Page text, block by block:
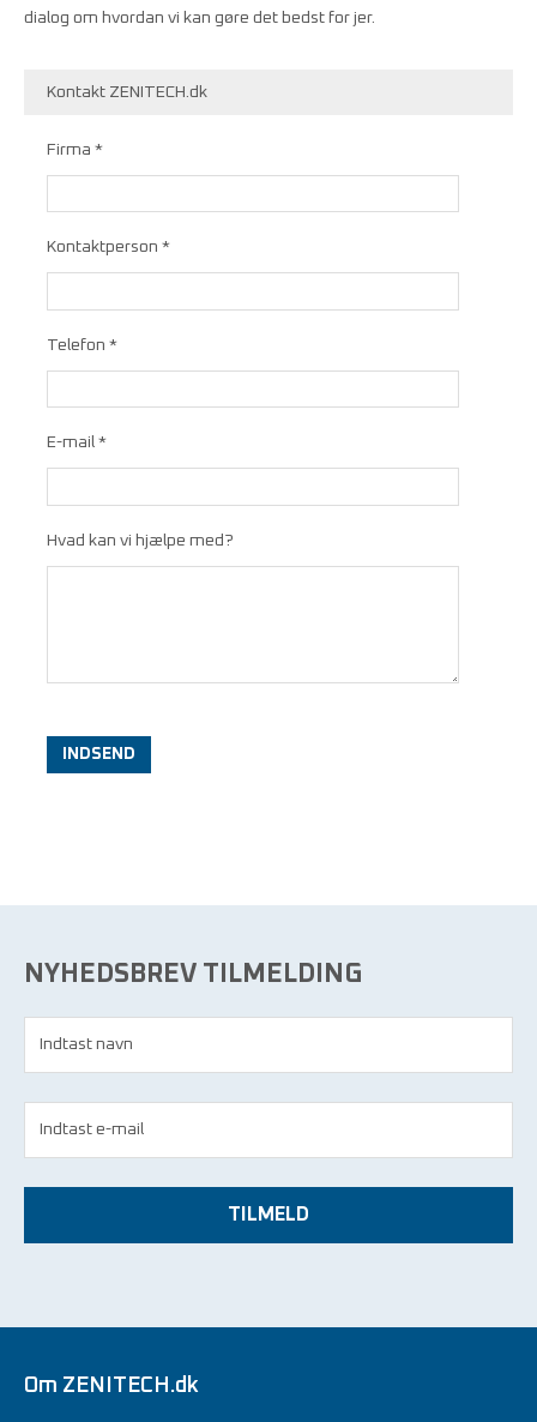
dialog om hvordan vi kan gøre det bedst for jer.
Kontakt ZENITECH.dk
Firma *
Kontaktperson *
Telefon *
E-mail *
Hvad kan vi hjælpe med?
INDSEND
NYHEDSBREV TILMELDING
TILMELD
Om ZENITECH.dk